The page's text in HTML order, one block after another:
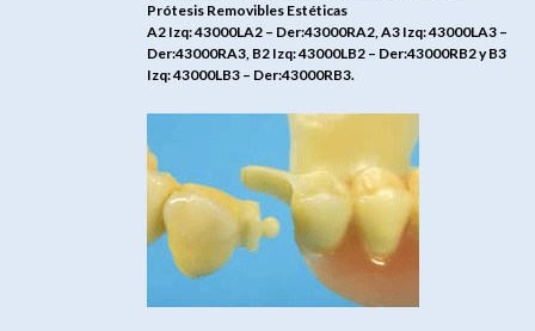
Prótesis Removibles Estéticas
A2 Izq: 43000LA2 – Der:43000RA2, A3 Izq: 43000LA3 –
Der:43000RA3, B2 Izq: 43000LB2 – Der:43000RB2 y B3
Izq: 43000LB3 – Der:43000RB3.